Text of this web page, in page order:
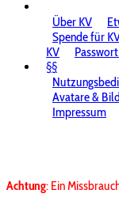
Über KV
Spende für
KV
§§
Avatare &
Impressum
Achtung: Ein